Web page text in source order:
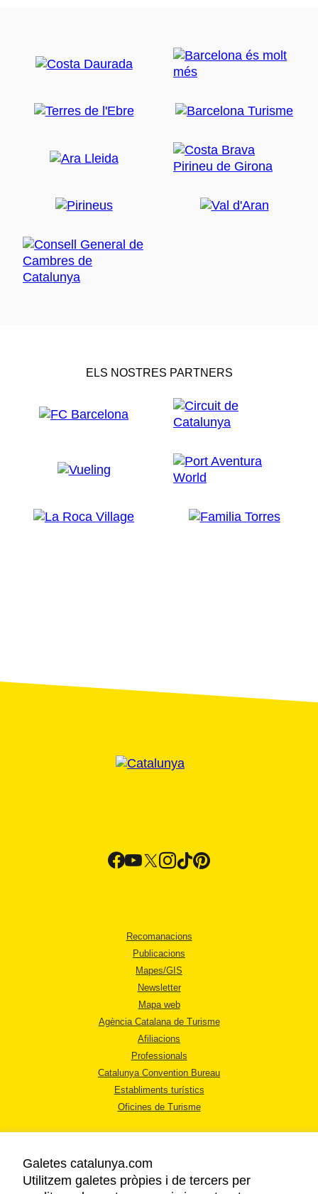
ELS NOSTRES PARTNERS
Recomanacions
Publicacions
Mapes/GIS
Newsletter
Mapa web
Agència Catalana de Turisme
Afiliacions
Professionals
Catalunya Convention Bureau
Establiments turístics
Oficines de Turisme
Galetes catalunya.com
Utilitzem galetes pròpies i de tercers per